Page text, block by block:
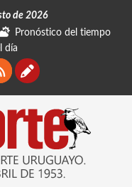
de 2026
Pronóstico del tiempo
día
Contáctanos